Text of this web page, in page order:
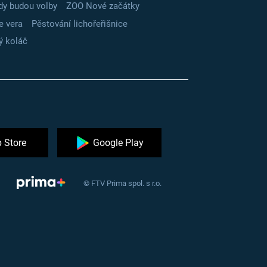
budou volby
ZOO Nové začátky
vera
Pěstování lichořeřišnice
koláč
Store Google Play
© FTV Prima spol. s r.o.